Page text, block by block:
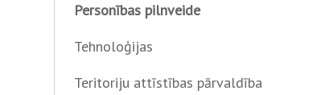
Personības pilnveide
Tehnoloģijas
Teritoriju attīstības pārvaldība